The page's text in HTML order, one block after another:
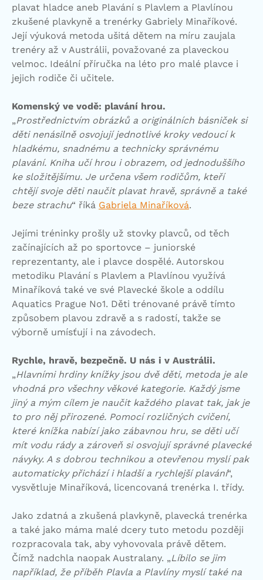
plavat hladce aneb Plavání s Plavlem a Plavlínou
zkušené plavkyně a trenérky Gabriely Minaříkové.
Její výuková metoda ušitá dětem na míru zaujala
trenéry až v Austrálii, považované za plaveckou
velmoc. Ideální příručka na léto pro malé plavce i
jejich rodiče či učitele.
Komenský ve vodě: plavání hrou.
„Prostřednictvím obrázků a originálních básniček si
děti nenásilně osvojují jednotlivé kroky vedoucí k
hladkému, snadnému a technicky správnému
plavání. Kniha učí hrou i obrazem, od jednoduššího
ke složitějšímu. Je určena všem rodičům, kteří
chtějí svoje děti naučit plavat hravě, správně a také
beze strachu“ říká Gabriela Minaříková.
Jejími tréninky prošly už stovky plavců, od těch
začínajících až po sportovce – juniorské
reprezentanty, ale i plavce dospělé. Autorskou
metodiku Plavání s Plavlem a Plavlínou využívá
Minaříková také ve své Plavecké škole a oddílu
Aquatics Prague No1. Děti trénované právě tímto
způsobem plavou zdravě a s radostí, takže se
výborně umísťují i na závodech.
Rychle, hravě, bezpečně. U nás i v Austrálii.
„Hlavními hrdiny knížky jsou dvě děti, metoda je ale
vhodná pro všechny věkové kategorie. Každý jsme
jiný a mým cílem je naučit každého plavat tak, jak je
to pro něj přirozené. Pomocí rozličných cvičení,
které knížka nabízí jako zábavnou hru, se děti učí
mít vodu rády a zároveň si osvojují správné plavecké
návyky. A s dobrou technikou a otevřenou myslí pak
automaticky přichází i hladší a rychlejší plavání“,
vysvětluje Minaříková, licencovaná trenérka I. třídy.
Jako zdatná a zkušená plavkyně, plavecká trenérka
a také jako máma malé dcery tuto metodu později
rozpracovala tak, aby vyhovovala právě dětem.
Čímž nadchla naopak Australany. „Líbilo se jim
například, že příběh Plavla a Plavlíny myslí také na